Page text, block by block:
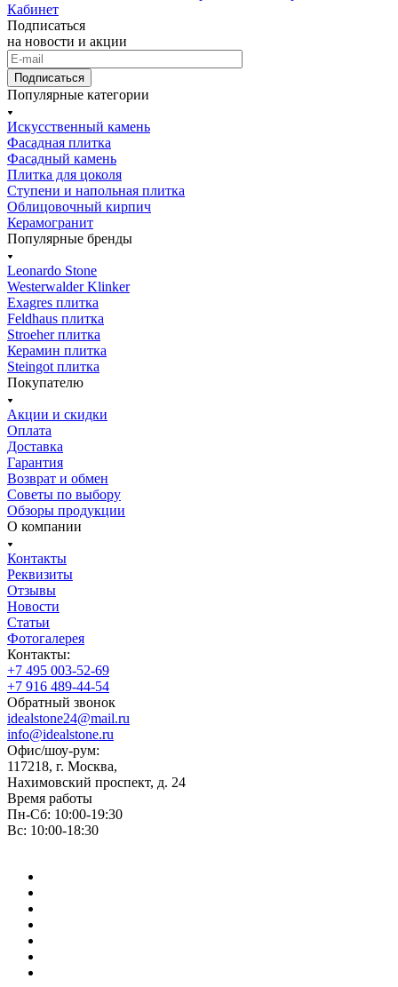
Кабинет
Подписаться
на новости и акции
Подписаться
Популярные категории
Искусственный камень
Фасадная плитка
Фасадный камень
Плитка для цоколя
Ступени и напольная плитка
Облицовочный кирпич
Керамогранит
Популярные бренды
Leonardo Stone
Westerwalder Klinker
Exagres плитка
Feldhaus плитка
Stroeher плитка
Керамин плитка
Steingot плитка
Покупателю
Акции и скидки
Оплата
Доставка
Гарантия
Возврат и обмен
Советы по выбору
Обзоры продукции
О компании
Контакты
Реквизиты
Отзывы
Новости
Статьи
Фотогалерея
Контакты:
+7 495 003-52-69
+7 916 489-44-54
Обратный звонок
idealstone24@mail.ru
info@idealstone.ru
Офис/шоу-рум:
117218, г. Москва,
Нахимовский проспект, д. 24
Время работы
Пн-Сб: 10:00-19:30
Вс: 10:00-18:30